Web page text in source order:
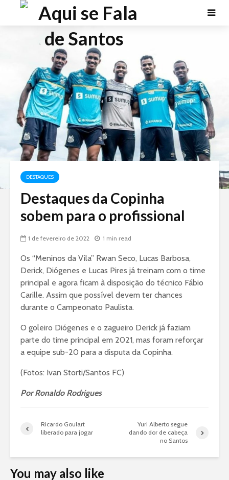
DESTAQUES
Destaques da Copinha
sobem para o profissional
1 de fevereiro de 2022 1 min read
Os “Meninos da Vila” Rwan Seco, Lucas Barbosa,
Derick, Diógenes e Lucas Pires já treinam com o time
principal e agora ficam à disposição do técnico Fábio
Carille. Assim que possível devem ter chances
durante o Campeonato Paulista.
O goleiro Diógenes e o zagueiro Derick já faziam
parte do time principal em 2021, mas foram reforçar
a equipe sub-20 para a disputa da Copinha.
(Fotos: Ivan Storti/Santos FC)
Por Ronaldo Rodrigues
Ricardo Goulart
liberado para jogar
Yuri Alberto segue
dando dor de cabeça
no Santos
You may also like